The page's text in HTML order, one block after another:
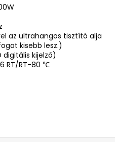
az ultrahangos tisztító alja
kisebb lesz.)
digitális kijelző)
RT/RT-80 ℃